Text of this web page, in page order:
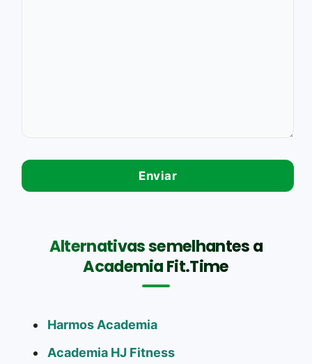
Alternativas semelhantes a
Academia Fit.Time
Harmos Academia
Academia HJ Fitness